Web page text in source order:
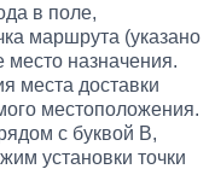
в поле,
маршрута (указано
место назначения.
места доставки
местоположения.
с буквой B,
установки точки